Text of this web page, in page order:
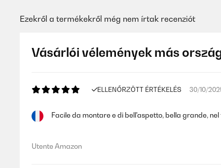
Ezekről a termékekről még nem írtak recenziót
Vásárlói vélemények más
ELLENŐRZÖTT ÉRTÉKELÉS 30/10/
Facile da montare e di bell'aspetto, bella grande,
Utente Amazon